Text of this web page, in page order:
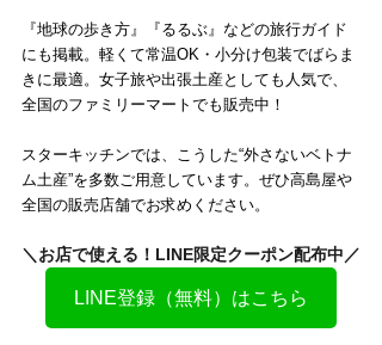
『地球の歩き方』『るるぶ』などの旅行ガイド
にも掲載。軽くて常温OK・小分け包装でばらま
きに最適。女子旅や出張土産としても人気で、
全国のファミリーマートでも販売中！
スターキッチンでは、こうした“外さないベトナ
ム土産”を多数ご用意しています。ぜひ高島屋や
全国の販売店舗でお求めください。
＼お店で使える！LINE限定クーポン配布中／
LINE登録（無料）はこちら